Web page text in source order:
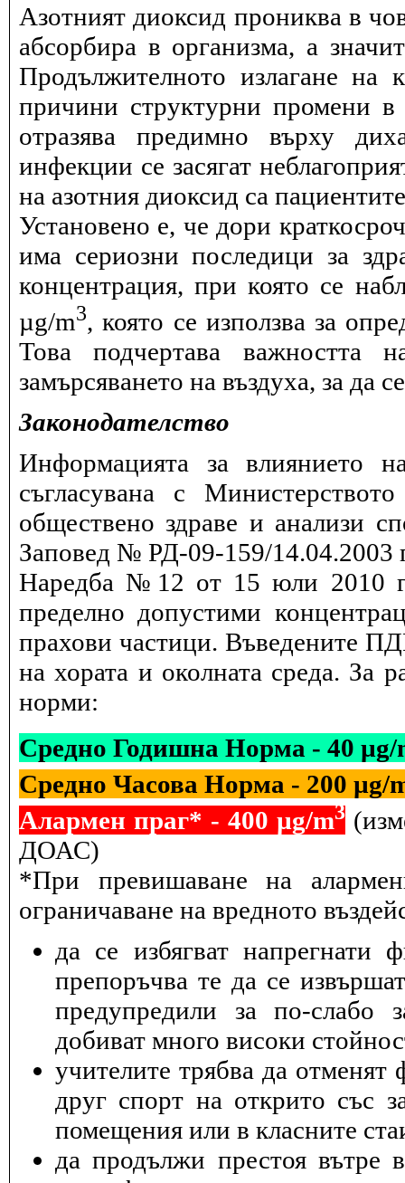
Азотният диоксид прониква в
абсорбира в организма, а
Продължителното излагане
причини структурни промени в
отразява предимно върху
инфекции се засягат
на азотния диоксид са
Установено е, че дори
има сериозни последици за
концентрация, при която се
µg/m3, която се използва за
Това подчертава важността
замърсяването на въздуха, за да
Законодателство
Информацията за влиянието
съгласувана с
обществено здраве и анализи
Заповед № РД-09-159/14.04.2003
Наредба №12 от 15 юли 2010
пределно допустими
прахови частици. Въведените
на хората и околната среда. За
норми:
Средно Годишна Норма - 40 µg/
Средно Часова Норма - 200 µg/
Алармен праг* - 400 µg/m3
ДОАС)
*При превишаване на
ограничаване на вредното
да се избягват напрегнати
препоръчва те да се
предупредили за по-слабо
добиват много високи
учителите трябва да отменят
друг спорт на открито със
помещения или в класните
да продължи престоя вътре